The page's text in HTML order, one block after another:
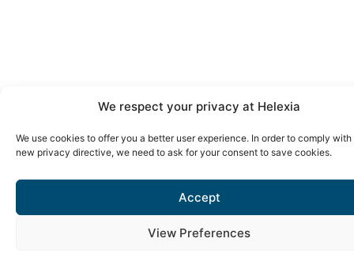
We respect your privacy at Helexia
We use cookies to offer you a better user experience. In order to comply with
new privacy directive, we need to ask for your consent to save cookies.
Accept
View Preferences